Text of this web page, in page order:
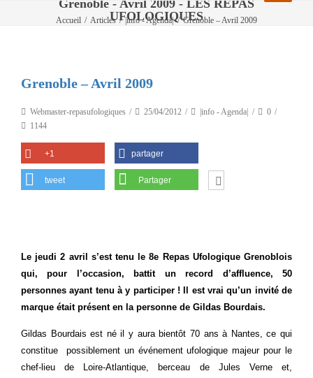
Grenoble - Avril 2009 - LES REPAS
UFOLOGIQUES
Accueil / Articles / |info - Agenda| / Grenoble – Avril 2009
Grenoble – Avril 2009
Webmaster-repasufologiques 25/04/2012 |info - Agenda|
0
1144
+1 partager
tweet Partager
Le jeudi 2 avril s’est tenu le 8e Repas Ufologique Grenoblois
qui, pour l’occasion, battit un record d’affluence, 50
personnes ayant tenu à y participer ! Il est vrai qu’un invité de
marque était présent en la personne de Gildas Bourdais.
Gildas Bourdais est né il y aura bientôt 70 ans à Nantes, ce qui
constitue possiblement un événement ufologique majeur pour le
chef-lieu de Loire-Atlantique, berceau de Jules Verne et,